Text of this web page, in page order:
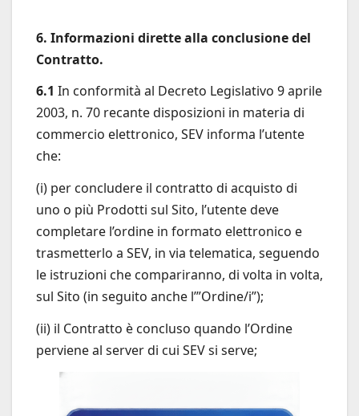
6. Informazioni dirette alla conclusione del
Contratto.
6.1 In conformità al Decreto Legislativo 9 aprile
2003, n. 70 recante disposizioni in materia di
commercio elettronico, SEV informa l’utente
che:
(i) per concludere il contratto di acquisto di
uno o più Prodotti sul Sito, l’utente deve
completare l’ordine in formato elettronico e
trasmetterlo a SEV, in via telematica, seguendo
le istruzioni che compariranno, di volta in volta,
sul Sito (in seguito anche l’”Ordine/i”);
(ii) il Contratto è concluso quando l’Ordine
perviene al server di cui SEV si serve;